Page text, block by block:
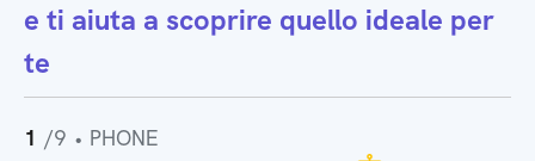
e ti aiuta a scoprire quello ideale per
te
1 /9 • PHONE